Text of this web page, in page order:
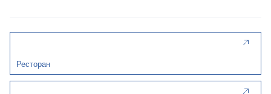
Ресторан